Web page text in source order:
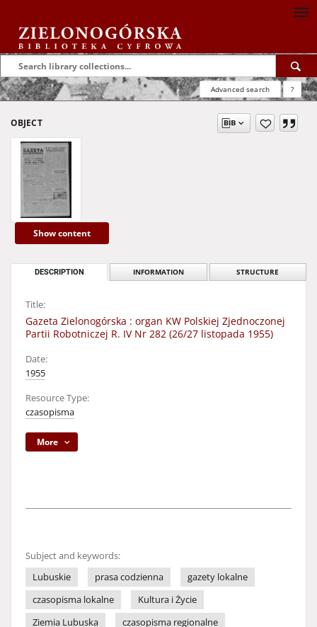
Advanced search ?
OBJECT
Show content
DESCRIPTION INFORMATION STRUCTURE
Title:
Gazeta Zielonogórska : organ KW Polskiej Zjednoczonej
Partii Robotniczej R. IV Nr 282 (26/27 listopada 1955)
Date:
1955
Resource Type:
czasopisma
More
Subject and keywords:
Lubuskie
prasa codzienna
gazety lokalne
czasopisma lokalne
Kultura i Życie
Ziemia Lubuska
czasopisma regionalne